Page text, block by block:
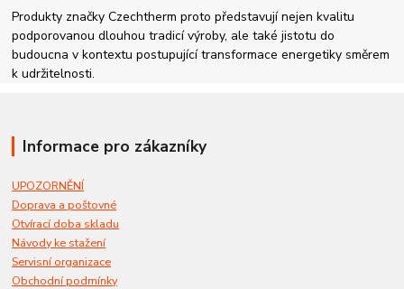
Produkty značky Czechtherm proto představují nejen kvalitu
podporovanou dlouhou tradicí výroby, ale také jistotu do
budoucna v kontextu postupující transformace energetiky směrem
k udržitelnosti.
Informace pro zákazníky
UPOZORNĚNÍ
Doprava a poštovné
Otvírací doba skladu
Návody ke stažení
Servisní organizace
Obchodní podmínky